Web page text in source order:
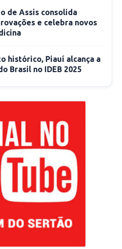
é fundamental para o
técnica e incentivos
além de assegurar e
plena dessas
de Assis consolida
e celebra novos
histórico, Piauí alcança a
Brasil no IDEB 2025